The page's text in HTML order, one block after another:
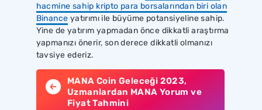
hacmine sahip kripto para borsalarından biri olan
Binance yatırımı ile büyüme potansiyeline sahip.
Yine de yatırım yapmadan önce dikkatli araştırma
yapmanızı önerir, son derece dikkatli olmanızı
tavsiye ederiz.
MANA Coin Geleceği 2023,
Uzmanlardan MANA Yorum ve
Fiyat Tahmini